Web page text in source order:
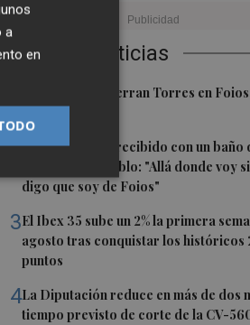
Últimas Noticias
El homenaje a Ferran Torres en
imágenes
2Ferran Torres, recibido con un baño
masas en su pueblo: "Allá donde voy
digo que soy de Foios"
3El Ibex 35 sube un 2% la primera
agosto tras conquistar los
puntos
4La Diputación reduce en más de dos
tiempo previsto de corte de la CV-
a
en